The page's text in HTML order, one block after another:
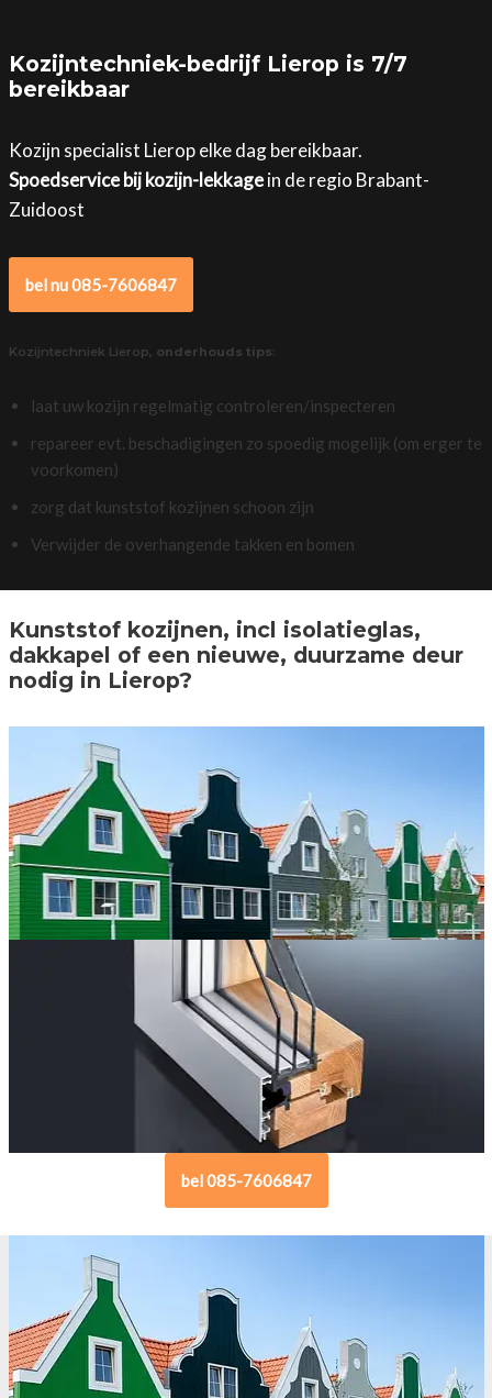
Kozijntechniek-bedrijf Lierop is 7/7
bereikbaar
Kozijn specialist Lierop elke dag bereikbaar.
Spoedservice bij kozijn-lekkagein de regio Brabant-
Zuidoost
bel nu 085-7606847
Kozijntechniek Lierop, onderhouds tips:
laat uw kozijn regelmatig controleren/inspecteren
repareer evt. beschadigingen zo spoedig mogelijk (om erger te
voorkomen)
zorg dat kunststof kozijnen schoon zijn
Verwijder de overhangende takken en bomen
Kunststof kozijnen, incl isolatieglas,
dakkapel of een nieuwe, duurzame deur
nodig in Lierop?
bel 085-7606847